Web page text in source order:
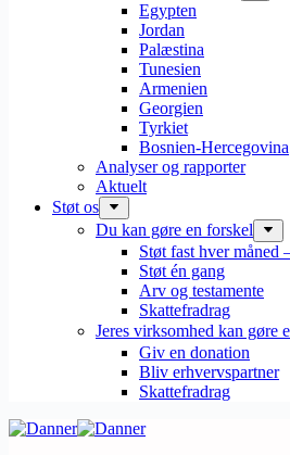
Egypten
Jordan
Palæstina
Tunesien
Armenien
Georgien
Tyrkiet
Bosnien-Hercegovina
Analyser og rapporter
Aktuelt
Støt os
Du kan gøre en forskel
Støt fast hver måned
Støt én gang
Arv og testamente
Skattefradrag
Jeres virksomhed kan gøre
Giv en donation
Bliv erhvervspartner
Skattefradrag